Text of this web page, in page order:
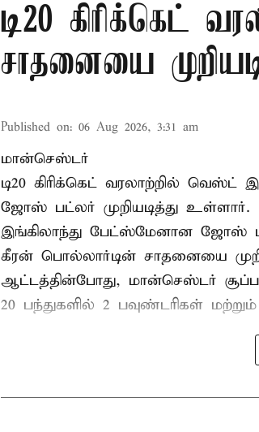
டி20 கிரிக்கெட்
சாதனையை
Published on: 06 Aug 2026, 3:31 am
மான்செஸ்டர்
டி20 கிரிக்கெட் வரலாற்றில்
ஜோஸ் பட்லர் முறியடித்து உள்ளார்.
இங்கிலாந்து பேட்ஸ்மேனான ஜோஸ்
கீரன் பொல்லார்டின் சாதனையை
ஆட்டத்தின்போது, மான்செஸ்டர்
20 பந்துகளில் 2 பவுண்டரிகள் மற்றும்